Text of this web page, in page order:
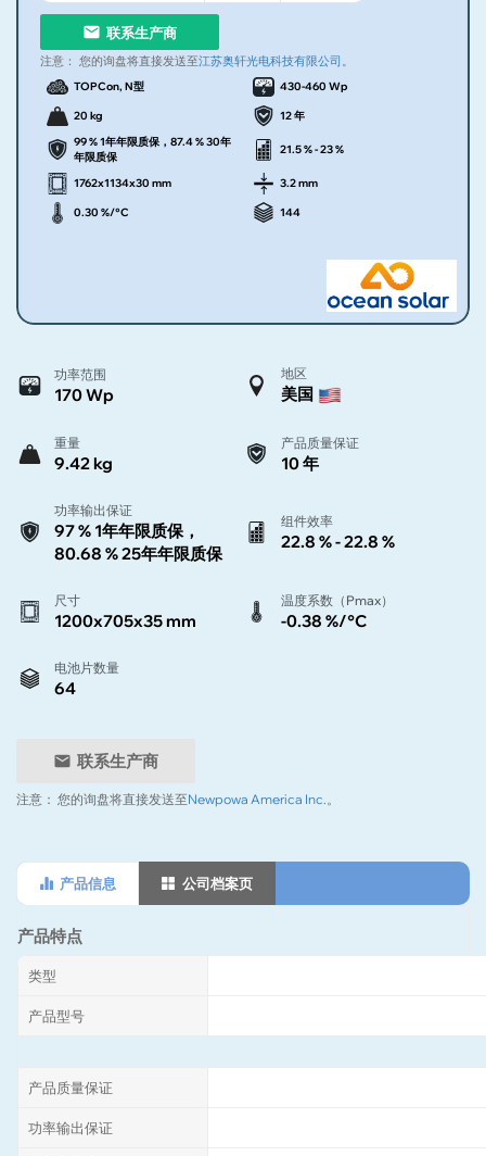
联系生产商
注意： 您的询盘将直接发送至江苏奥轩光电科技有限公司 。
TOPCon, N型 430-460 Wp
20 kg
12 年
99 % 1年年限质保，87.4 % 30年
年限质保
21.5 % - 23 %
1762x1134x30 mm 3.2 mm
0.30 %/°C 144
功率范围
170 Wp
地区
美国
重量
9.42 kg
产品质量保证
10 年
功率输出保证
97 % 1年年限质保，
80.68 % 25年年限质保
组件效率
22.8 % - 22.8 %
尺寸
1200x705x35 mm
温度系数（Pmax）
-0.38 %/°C
电池片数量
64
联系生产商
注意： 您的询盘将直接发送至Newpowa America Inc. 。
产品信息 公司档案页
产品特点
类型
产品型号
产品质量保证
功率输出保证